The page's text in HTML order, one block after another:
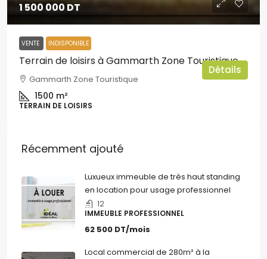
1 500 000 DT
VENTE INDISPONIBLE
Terrain de loisirs à Gammarth Zone Touristique
Gammarth Zone Touristique
1500 m²
TERRAIN DE LOISIRS
Détails
Récemment ajouté
Luxueux immeuble de très haut standing
en location pour usage professionnel
12
IMMEUBLE PROFESSIONNEL
62 500 DT/mois
Local commercial de 280m² à la